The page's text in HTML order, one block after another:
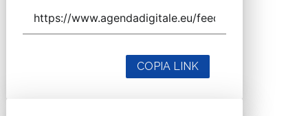
COPIA LINK